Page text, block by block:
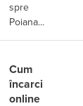
spre
Poiana...
Cum
încarci
online